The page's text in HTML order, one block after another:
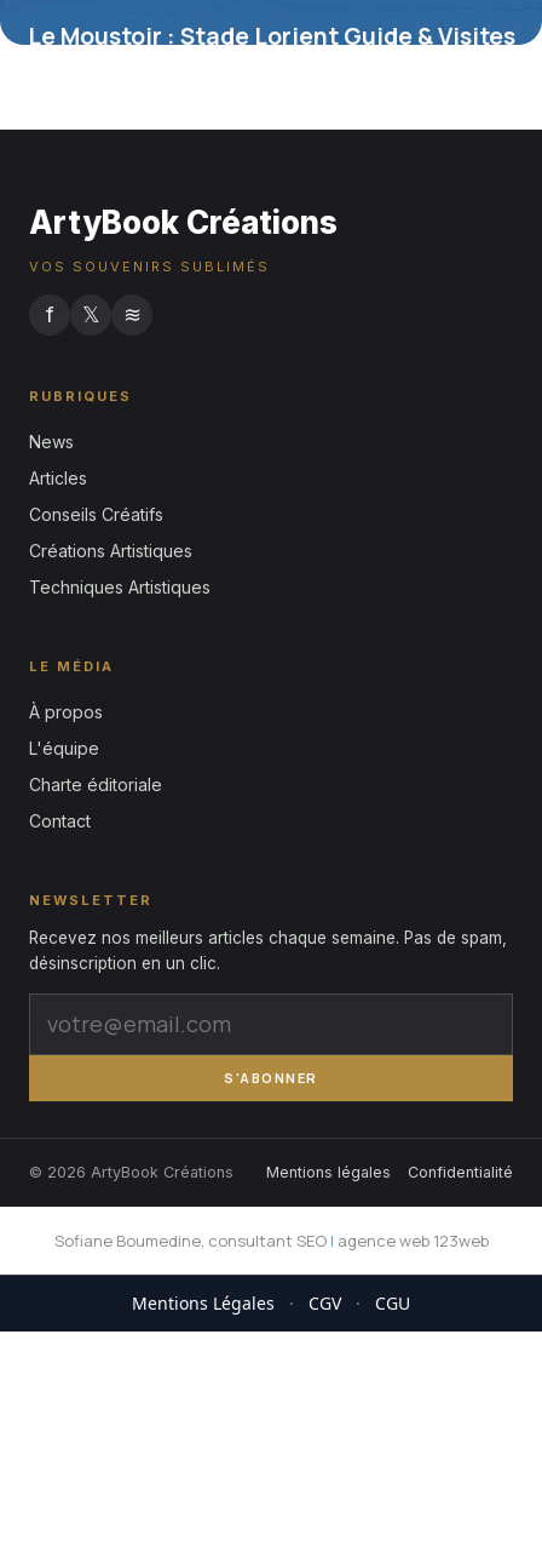
Le Moustoir : Stade Lorient Guide & Visites
ArtyBook Créations
VOS SOUVENIRS SUBLIMÉS
f 𝕏 ≋
RUBRIQUES
News
Articles
Conseils Créatifs
Créations Artistiques
Techniques Artistiques
LE MÉDIA
À propos
L'équipe
Charte éditoriale
Contact
NEWSLETTER
Recevez nos meilleurs articles chaque semaine. Pas de spam,
désinscription en un clic.
S'ABONNER
© 2026 ArtyBook Créations Mentions légales Confidentialité
Sofiane Boumedine, consultant SEO| agence web 123web
Mentions Légales · CGV · CGU